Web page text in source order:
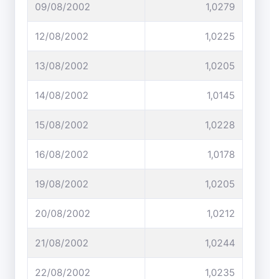
09/08/2002 1,0279
12/08/2002 1,0225
13/08/2002 1,0205
14/08/2002 1,0145
15/08/2002 1,0228
16/08/2002 1,0178
19/08/2002 1,0205
20/08/2002 1,0212
21/08/2002 1,0244
22/08/2002 1,0235